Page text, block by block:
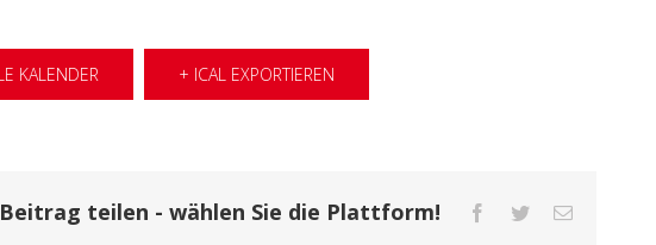
KALENDER + ICAL EXPORTIEREN
teilen - wählen Sie die Plattform! Facebook
TwitterE-